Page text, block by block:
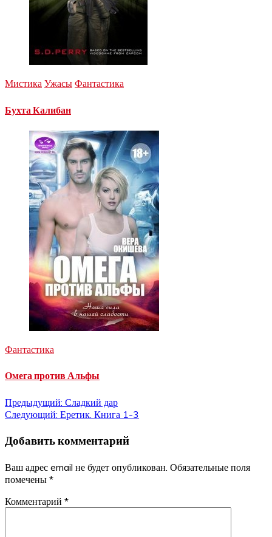
Мистика Ужасы Фантастика
Бухта Калибан
Фантастика
Омега против Альфы
Навигация
записям
Предыдущий: Сладкий дар
Следующий: Еретик. Книга 1-3
Добавить комментарий
Ваш адрес email не будет опубликован. Обязательные поля
помечены *
Комментарий *